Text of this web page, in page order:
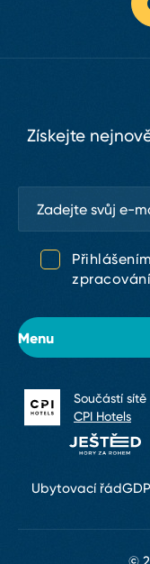
Menu
O hotelu
Pokoje
Konference &
Restaurace &
Získejte
Ubytovací řád
Součástí sítě
CPI Hotels